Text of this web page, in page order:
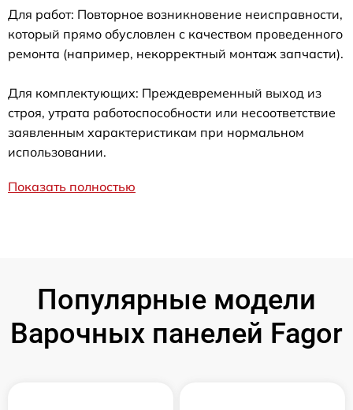
Для работ: Повторное возникновение неисправности,
который прямо обусловлен с качеством проведенного
ремонта (например, некорректный монтаж запчасти).
Для комплектующих: Преждевременный выход из
строя, утрата работоспособности или несоответствие
заявленным характеристикам при нормальном
использовании.
Показать полностью
Популярные модели
Варочных панелей Fagor